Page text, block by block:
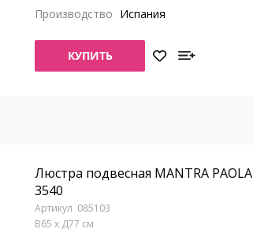
Производство Испания
КУПИТЬ
Люстра подвесная MANTRA PAOLA
3540
085103
В65 x Д77 см